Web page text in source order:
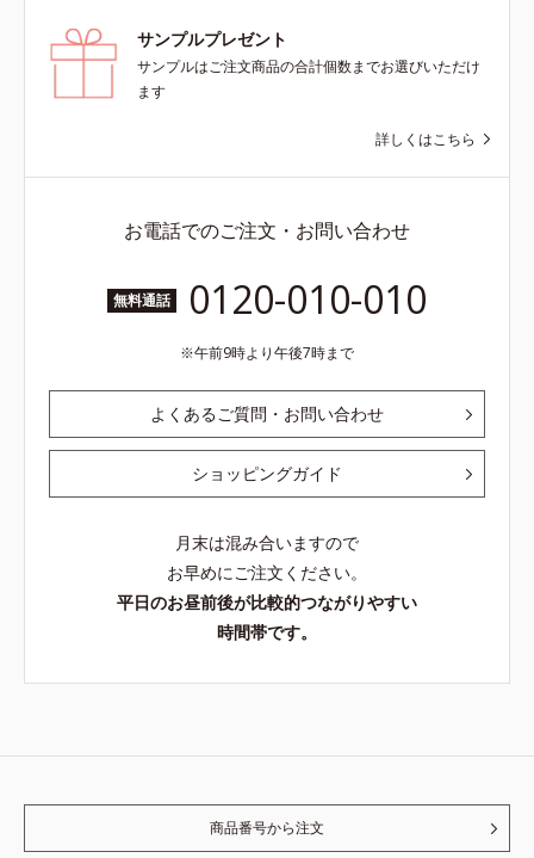
サンプルプレゼント
サンプルはご注文商品の合計個数までお選びいただけ
ます
詳しくはこちら
お電話でのご注文・お問い合わせ
無料通話 0120-010-010
午前9時より午後7時まで
よくあるご質問・お問い合わせ
ショッピングガイド
月末は混み合いますので
お早めにご注文ください。
平日のお昼前後が比較的つながりやすい
時間帯です。
商品番号から注文